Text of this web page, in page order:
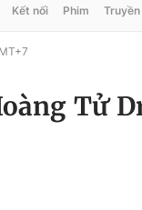
Kết nối Phim
Tử